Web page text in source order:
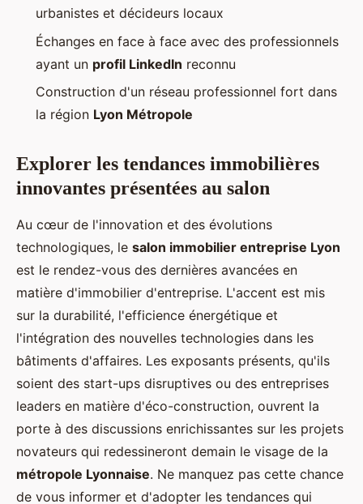
urbanistes et décideurs locaux
Échanges en face à face avec des professionnels
ayant un profil LinkedIn reconnu
Construction d'un réseau professionnel fort dans
la région Lyon Métropole
Explorer les tendances immobilières
innovantes présentées au salon
Au cœur de l'innovation et des évolutions
technologiques, le salon immobilier entreprise Lyon
est le rendez-vous des dernières avancées en
matière d'immobilier d'entreprise. L'accent est mis
sur la durabilité, l'efficience énergétique et
l'intégration des nouvelles technologies dans les
bâtiments d'affaires. Les exposants présents, qu'ils
soient des start-ups disruptives ou des entreprises
leaders en matière d'éco-construction, ouvrent la
porte à des discussions enrichissantes sur les projets
novateurs qui redessineront demain le visage de la
métropole Lyonnaise. Ne manquez pas cette chance
de vous informer et d'adopter les tendances qui